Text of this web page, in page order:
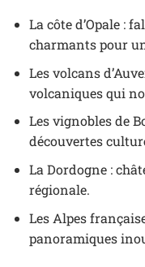
La côte d’Opale :
charmants pour
Les volcans
volcaniques qui
Les vignobles de
découvertes
La Dordogne :
régionale.
Les Alpes
panoramiques